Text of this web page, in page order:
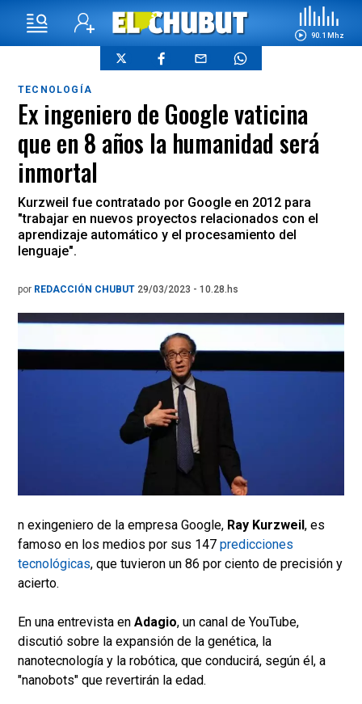
90.1 Mhz
TECNOLOGÍA
Ex ingeniero de Google vaticina
que en 8 años la humanidad será
inmortal
Kurzweil fue contratado por Google en 2012 para
"trabajar en nuevos proyectos relacionados con el
aprendizaje automático y el procesamiento del
lenguaje".
por REDACCIÓN CHUBUT 29/03/2023 - 10.28.hs
n exingeniero de la empresa Google, Ray Kurzweil , es
famoso en los medios por sus 147 predicciones
tecnológicas, que tuvieron un 86 por ciento de precisión y
acierto.
En una entrevista en Adagio, un canal de YouTube,
discutió sobre la expansión de la genética, la
nanotecnología y la robótica, que conducirá, según él, a
"nanobots" que revertirán la edad.